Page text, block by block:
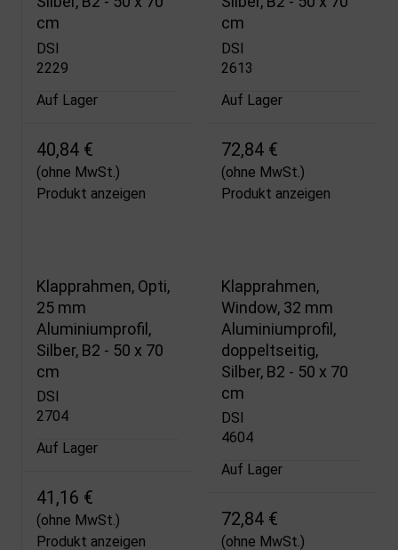
cm
DSI
2229
Auf Lager
40,84 €
(ohne MwSt.)
Produkt anzeigen
cm
DSI
2613
Auf Lager
72,84 €
(ohne MwSt.)
Produkt anzeigen
Klapprahmen, Opti,
25 mm
Aluminiumprofil,
Silber, B2 - 50 x 70
cm
DSI
2704
Auf Lager
41,16 €
(ohne MwSt.)
Produkt anzeigen
Klapprahmen,
Window, 32 mm
Aluminiumprofil,
doppeltseitig,
Silber, B2 - 50 x 70
cm
DSI
4604
Auf Lager
72,84 €
(ohne MwSt.)